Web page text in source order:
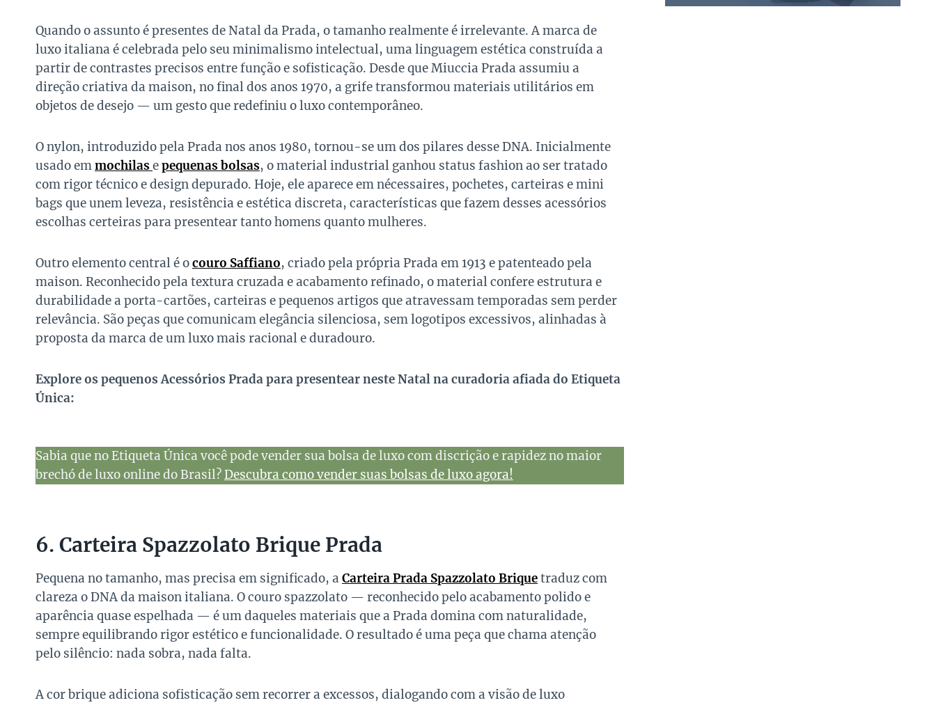
Quando o assunto é presentes de Natal da Prada, o tamanho realmente é irrelevante. A marca de
luxo italiana é celebrada pelo seu minimalismo intelectual, uma linguagem estética construída a
partir de contrastes precisos entre função e sofisticação. Desde que Miuccia Prada assumiu a
direção criativa da maison, no final dos anos 1970, a grife transformou materiais utilitários em
objetos de desejo — um gesto que redefiniu o luxo contemporâneo.
O nylon, introduzido pela Prada nos anos 1980, tornou-se um dos pilares desse DNA. Inicialmente
usado emmochilasepequenas bolsas, o material industrial ganhou status fashion ao ser tratado
com rigor técnico e design depurado. Hoje, ele aparece em nécessaires, pochetes, carteiras e mini
bags que unem leveza, resistência e estética discreta, características que fazem desses acessórios
escolhas certeiras para presentear tanto homens quanto mulheres.
Outro elemento central é ocouro Saffiano, criado pela própria Prada em 1913 e patenteado pela
maison. Reconhecido pela textura cruzada e acabamento refinado, o material confere estrutura e
durabilidade a porta-cartões, carteiras e pequenos artigos que atravessam temporadas sem perder
relevância. São peças que comunicam elegância silenciosa, sem logotipos excessivos, alinhadas à
proposta da marca de um luxo mais racional e duradouro.
Explore os pequenos Acessórios Prada para presentear neste Natal na curadoria afiada do Etiqueta
Única:
Sabia que no Etiqueta Única você pode vender sua bolsa de luxo com discrição e rapidez no maior
brechó de luxo online do Brasil?Descubra como vender suas bolsas de luxo agora!
6. Carteira Spazzolato Brique Prada
Pequena no tamanho, mas precisa em significado, a Carteira Prada Spazzolato Briquetraduz com
clareza o DNA da maison italiana. O couro spazzolato — reconhecido pelo acabamento polido e
aparência quase espelhada — é um daqueles materiais que a Prada domina com naturalidade,
sempre equilibrando rigor estético e funcionalidade. O resultado é uma peça que chama atenção
pelo silêncio: nada sobra, nada falta.
A cor brique adiciona sofisticação sem recorrer a excessos, dialogando com a visão de luxo